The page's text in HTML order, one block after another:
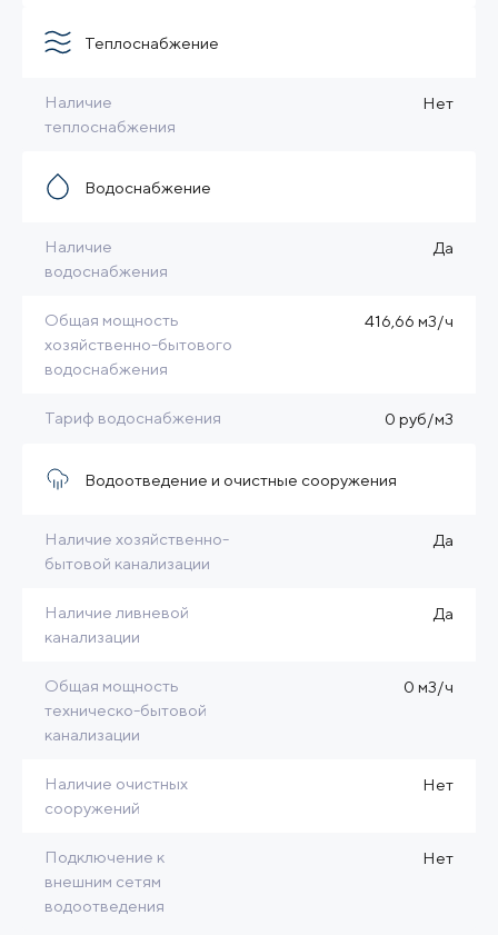
Теплоснабжение
Наличие
теплоснабжения
Нет
Водоснабжение
Наличие
водоснабжения
Да
Общая мощность
хозяйственно-бытового
водоснабжения
416,66 м3/ч
Тариф водоснабжения 0 руб/м3
Водоотведение и очистные сооружения
Наличие хозяйственно-
бытовой канализации
Да
Наличие ливневой
канализации
Да
Общая мощность
техническо-бытовой
канализации
0 м3/ч
Наличие очистных
сооружений
Нет
Подключение к
внешним сетям
водоотведения
Нет